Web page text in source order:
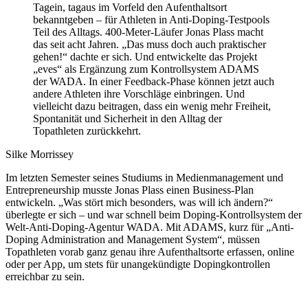
Tagein, tagaus im Vorfeld den Aufenthaltsort
bekanntgeben – für Athleten in Anti-Doping-Testpools
Teil des Alltags. 400-Meter-Läufer Jonas Plass macht
das seit acht Jahren. „Das muss doch auch praktischer
gehen!“ dachte er sich. Und entwickelte das Projekt
„eves“ als Ergänzung zum Kontrollsystem ADAMS
der WADA. In einer Feedback-Phase können jetzt auch
andere Athleten ihre Vorschläge einbringen. Und
vielleicht dazu beitragen, dass ein wenig mehr Freiheit,
Spontanität und Sicherheit in den Alltag der
Topathleten zurückkehrt.
Silke Morrissey
Im letzten Semester seines Studiums in Medienmanagement und
Entrepreneurship musste Jonas Plass einen Business-Plan
entwickeln. „Was stört mich besonders, was will ich ändern?“
überlegte er sich – und war schnell beim Doping-Kontrollsystem der
Welt-Anti-Doping-Agentur WADA. Mit ADAMS, kurz für „Anti-
Doping Administration and Management System“, müssen
Topathleten vorab ganz genau ihre Aufenthaltsorte erfassen, online
oder per App, um stets für unangekündigte Dopingkontrollen
erreichbar zu sein.